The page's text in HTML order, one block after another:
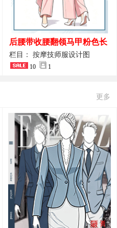
后腰带收腰翻领马甲粉色长
裤套装 美容门店前台主管精
致高级工装
栏目： 按摩技师服设计图
10 1
更多